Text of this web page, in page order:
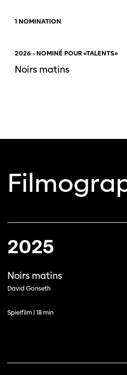
1 NOMINATION
2026 - NOMINÉ POUR «TALENTS»
Noirs matins
2025
Noirs matins
David Gonseth
Spielfilm | 18 min